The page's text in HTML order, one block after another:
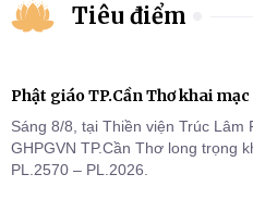
Tiêu điểm
Phật giáo TP.Cần Thơ khai
Sáng 8/8, tại Thiền viện Trúc Lâm
GHPGVN TP.Cần Thơ long trọng
PL.2570 – PL.2026.